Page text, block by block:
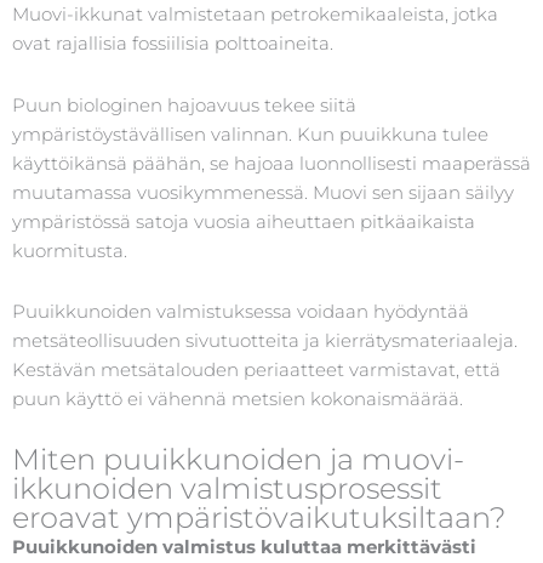
Muovi-ikkunat valmistetaan petrokemikaaleista, jotka
ovat rajallisia fossiilisia polttoaineita.
Puun biologinen hajoavuus tekee siitä
ympäristöystävällisen valinnan. Kun puuikkuna tulee
käyttöikänsä päähän, se hajoaa luonnollisesti maaperässä
muutamassa vuosikymmenessä. Muovi sen sijaan säilyy
ympäristössä satoja vuosia aiheuttaen pitkäaikaista
kuormitusta.
Puuikkunoiden valmistuksessa voidaan hyödyntää
metsäteollisuuden sivutuotteita ja kierrätysmateriaaleja.
Kestävän metsätalouden periaatteet varmistavat, että
puun käyttö ei vähennä metsien kokonaismäärää.
Miten puuikkunoiden ja muovi-
ikkunoiden valmistusprosessit
eroavat ympäristövaikutuksiltaan?
Puuikkunoiden valmistus kuluttaa merkittävästi